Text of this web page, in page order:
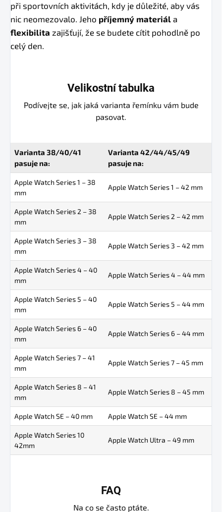
při sportovních aktivitách, kdy je důležité, aby vás
nic neomezovalo. Jeho příjemný materiál a
flexibilita zajišťují, že se budete cítit pohodlně po
celý den.
Velikostní tabulka
Podívejte se, jak jaká varianta řemínku vám bude
pasovat.
Varianta 38/40/41
pasuje na:
Varianta 42/44/45/49
pasuje na:
Apple Watch Series 1 – 38
mm
Apple Watch Series 1 – 42 mm
Apple Watch Series 2 – 38
mm
Apple Watch Series 2 – 42 mm
Apple Watch Series 3 – 38
mm
Apple Watch Series 3 – 42 mm
Apple Watch Series 4 – 40
mm
Apple Watch Series 4 – 44 mm
Apple Watch Series 5 – 40
mm
Apple Watch Series 5 – 44 mm
Apple Watch Series 6 – 40
mm
Apple Watch Series 6 – 44 mm
Apple Watch Series 7 – 41
mm
Apple Watch Series 7 – 45 mm
Apple Watch Series 8 – 41
mm
Apple Watch Series 8 – 45 mm
Apple Watch SE – 40 mm Apple Watch SE – 44 mm
Apple Watch Series 10
42mm
Apple Watch Ultra – 49 mm
FAQ
Na co se často ptáte.